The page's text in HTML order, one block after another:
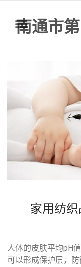
南通市
家用纺
人体的皮肤平均pH
可以形成保护层，